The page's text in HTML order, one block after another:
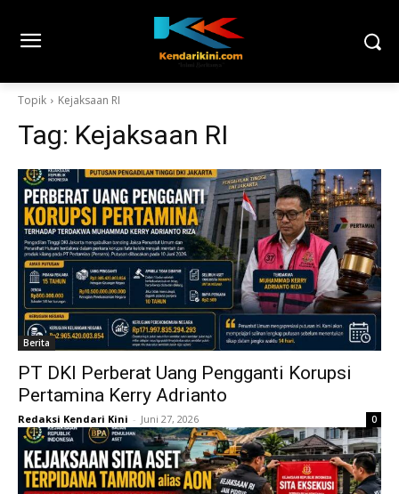
Topik Kejaksaan RI
Tag: Kejaksaan RI
Berita
PT DKI Perberat Uang Pengganti Korupsi
Pertamina Kerry Adrianto
Redaksi Kendari Kini - Juni 27, 2026 0